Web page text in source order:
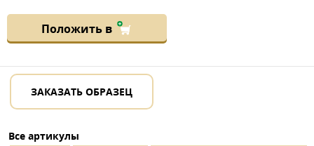
Положить в
ЗАКАЗАТЬ ОБРАЗЕЦ
Все артикулы